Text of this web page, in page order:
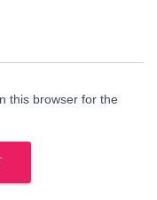
this browser for the